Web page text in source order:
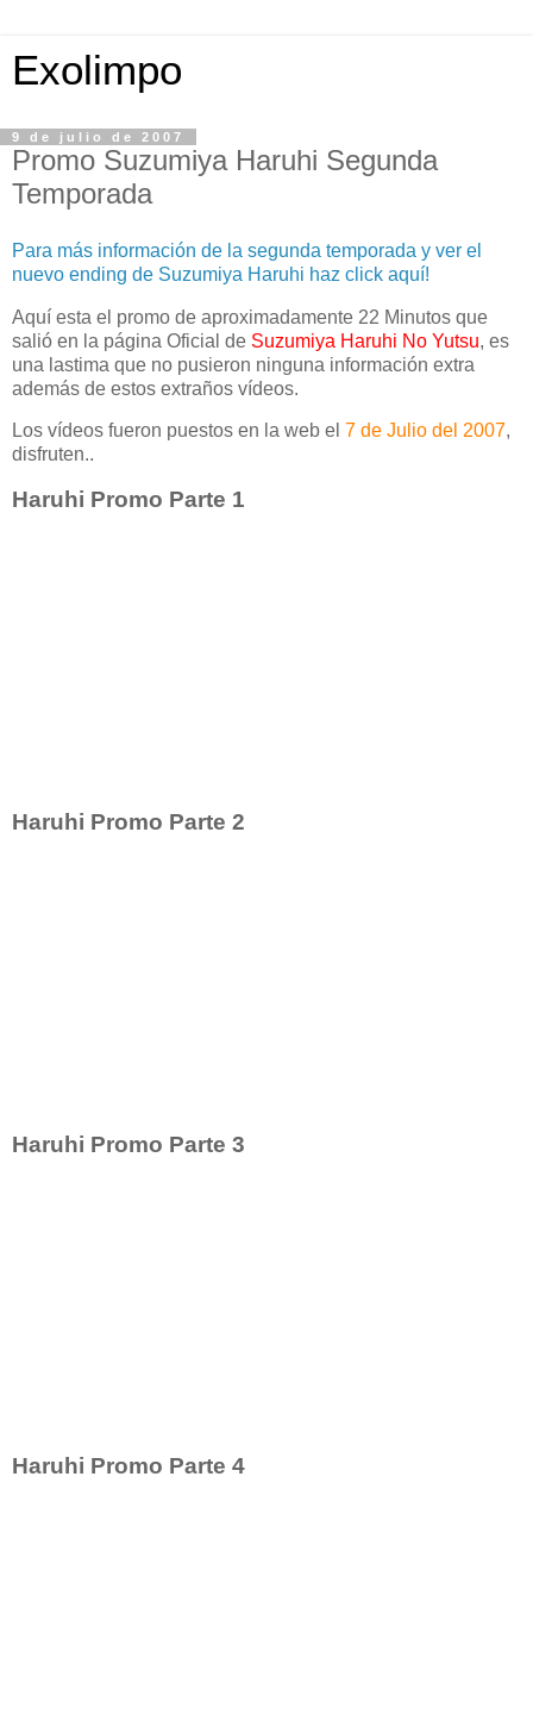
Exolimpo
9 de julio de 2007
Promo Suzumiya Haruhi Segunda
Temporada
Para más información de la segunda temporada y ver el
nuevo ending de Suzumiya Haruhi haz click aquí!
Aquí esta el promo de aproximadamente 22 Minutos que
salió en la página Oficial de Suzumiya Haruhi No Yutsu, es
una lastima que no pusieron ninguna información extra
además de estos extraños vídeos.
Los vídeos fueron puestos en la web el 7 de Julio del 2007,
disfruten..
Haruhi Promo Parte 1
Haruhi Promo Parte 2
Haruhi Promo Parte 3
Haruhi Promo Parte 4